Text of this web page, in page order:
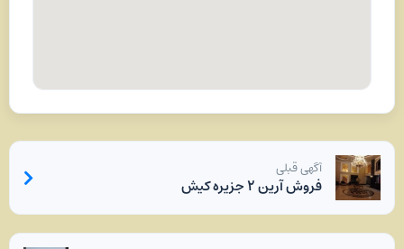
آگهی قبلی
فروش آرین ۲ جزیره کیش